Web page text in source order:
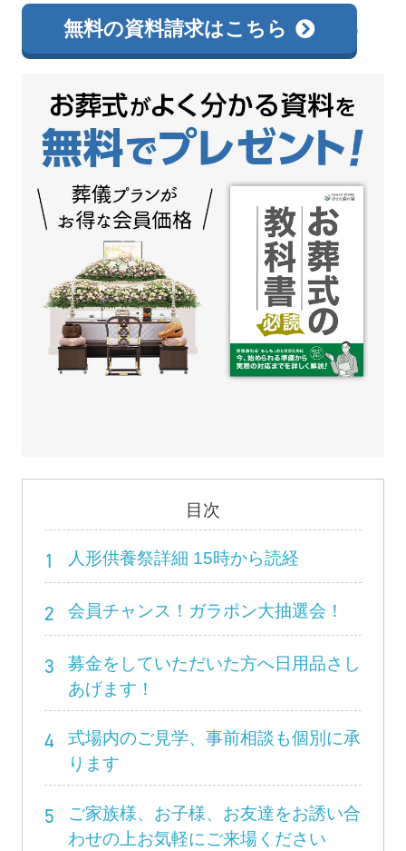
相談無料 0120-138-726
無料の資料請求はこちら
目次
1 人形供養祭詳細 15時から読経
2 会員チャンス！ガラポン大抽選会！
3
募金をしていただいた方へ日用品さし
あげます！
4
式場内のご見学、事前相談も個別に承
ります
5
ご家族様、お子様、お友達をお誘い合
わせの上お気軽にご来場ください